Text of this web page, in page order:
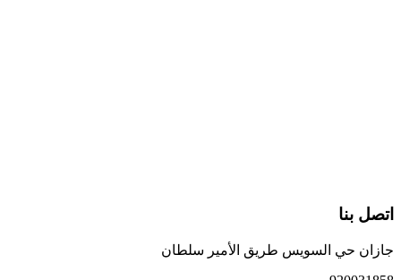
بنا
حي السويس طريق الأمير سلطان